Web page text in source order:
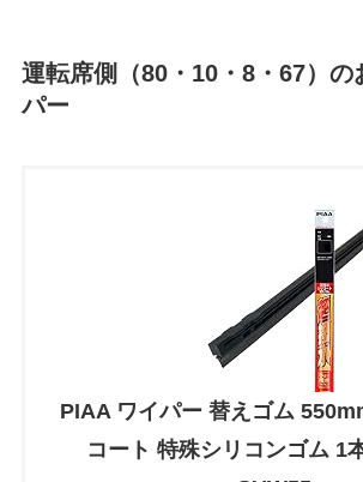
運転席側（80・10・8・67）の
パー
PIAA ワイパー 替えゴム
コート 特殊シリコンゴム 1